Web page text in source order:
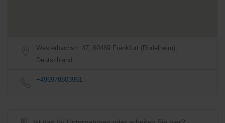
Westerbachstr. 47, 60489 Frankfurt (Rödelheim),
Deutschland
+496978803961